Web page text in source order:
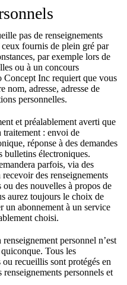
pas de renseignements
fournis de plein gré par
par exemple lors de
ou à un concours
Inc requiert que vous
nom, adresse, adresse de
personnelles.
et préalablement averti que
traitement : envoi de
réponse à des demandes
bulletins électroniques.
parfois, via des
des renseignements
ou des nouvelles à propos de
aurez toujours le choix de
un abonnement à un service
choisi.
personnel n’est
Tous les
recueillis sont protégés en
personnels et